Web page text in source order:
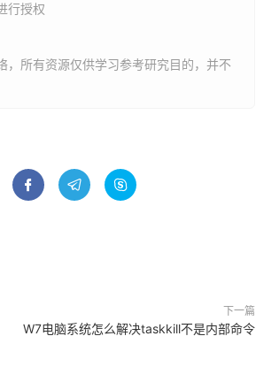
行授权
，所有资源仅供学习参考研究目的，并不
  
下一篇
W7电脑系统怎么解决taskkill不是内部命令